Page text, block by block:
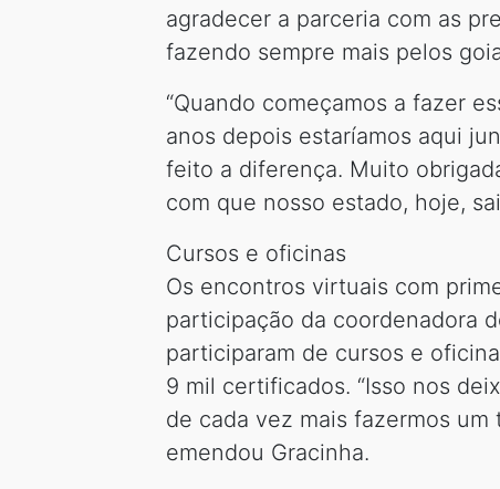
agradecer a parceria com as
fazendo sempre mais pelos
“Quando começamos a fazer
anos depois estaríamos aqui
feito a diferença. Muito
com que nosso estado, hoje,
Cursos e oficinas
Os encontros virtuais com
participação da coordenadora
participaram de cursos e
9 mil certificados. “Isso nos
de cada vez mais fazermos
emendou Gracinha.